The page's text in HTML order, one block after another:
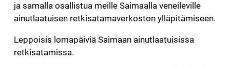
ja samalla osallistua meille Saimaalla veneileville
ainutlaatuisen retkisatamaverkoston ylläpitämiseen.
Leppoisis lomapäiviä Saimaan ainutlaatuisissa
retkisatamissa.